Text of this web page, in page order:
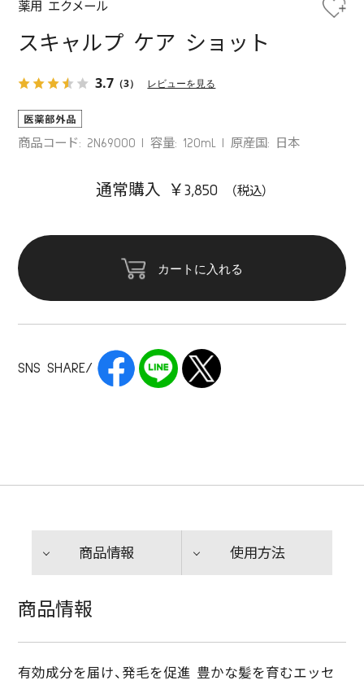
薬用 エクメール
スキャルプ ケア ショット
3.7 （3） レビューを見る
商品コード: 2N69000 容量: 120mL 原産国: 日本
通常購入 ￥3,850
カートに入れる
SNS SHARE/
商品情報 使用方法
商品情報
有効成分を届け、発毛を促進 豊かな髪を育むエッセ